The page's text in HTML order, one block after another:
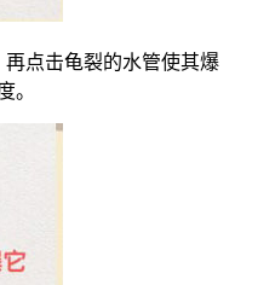
点击龟裂的水管使其爆
。